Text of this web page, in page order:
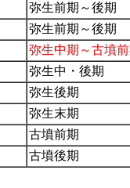
弥生前期～後期
弥生前期～後期
弥生中期～古墳
弥生中・後期
弥生後期
弥生末期
古墳前期
古墳後期